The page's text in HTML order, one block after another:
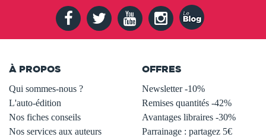
À PROPOS
Qui sommes-nous ?
L'auto-édition
Nos fiches conseils
Nos services aux auteurs
OFFRES
Newsletter -10%
Remises quantités -42%
Avantages libraires -30%
Parrainage : partagez 5€